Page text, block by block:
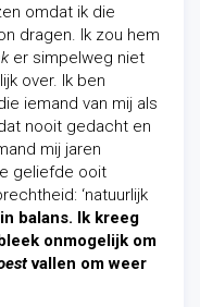
omdat ik die
dragen. Ik zou hem
er simpelweg niet
over. Ik ben
iemand van mij als
nooit gedacht en
mij jaren
geliefde ooit
‘natuurlijk
balans. Ik kreeg
onmogelijk om
vallen om weer